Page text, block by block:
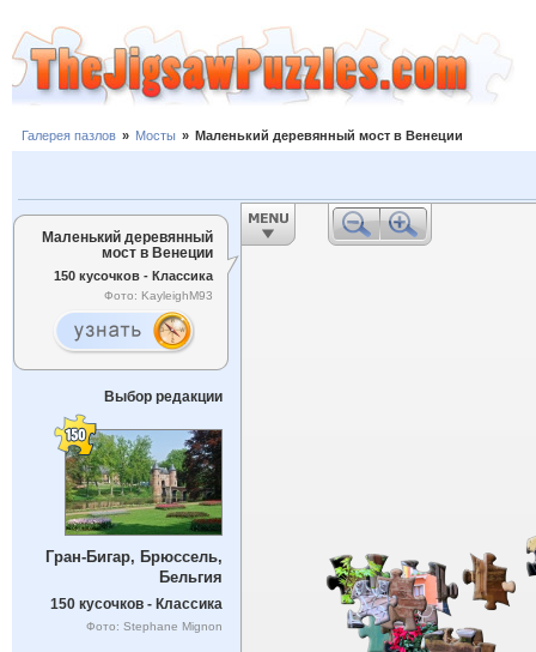
Галерея пазлов » Мосты » Маленький деревянный мост в Венеции
Маленький деревянный
мост в Венеции
150 кусочков - Классика
Фото: KayleighM93
Выбор редакции
Гран-Бигар, Брюссель,
Бельгия
150 кусочков - Классика
Фото: Stephane Mignon